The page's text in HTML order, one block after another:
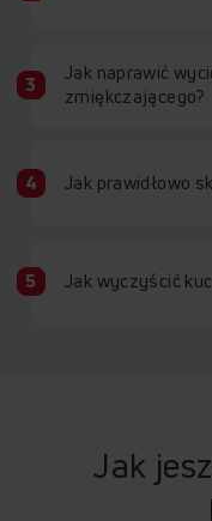
Jak naprawić
zmiękczającego?
Jak prawidłowo
Jak wyczyścić
Jak